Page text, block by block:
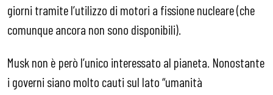
giorni tramite l’utilizzo di motori a fissione nucleare (che
comunque ancora non sono disponibili).
Musk non è però l’unico interessato al pianeta. Nonostante
i governi siano molto cauti sul lato “umanità